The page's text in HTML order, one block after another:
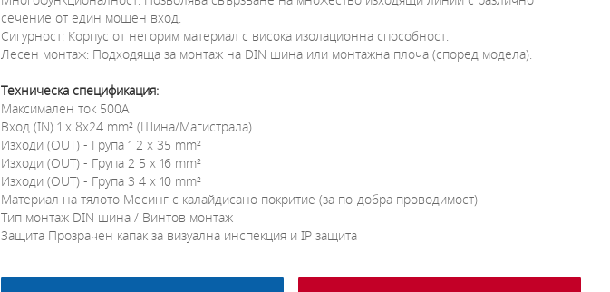
сечение от един мощен вход.
Сигурност: Корпус от негорим материал с висока изолационна способност.
Лесен монтаж: Подходяща за монтаж на DIN шина или монтажна плоча (според модела).
Техническа спецификация:
Максимален ток 500A
Вход (IN) 1 x 8x24 mm² (Шина/Магистрала)
Изходи (OUT) - Група 1 2 x 35 mm²
Изходи (OUT) - Група 2 5 x 16 mm²
Изходи (OUT) - Група 3 4 x 10 mm²
Материал на тялото Месинг с калайдисано покритие (за по-добра проводимост)
Тип монтаж DIN шина / Винтов монтаж
Защита Прозрачен капак за визуална инспекция и IP защита